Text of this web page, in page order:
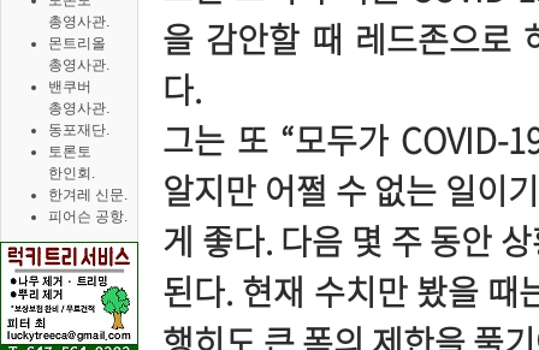
총영사관.
몬트리올
총영사관.
밴쿠버
총영사관.
동포재단.
토론토
한인회.
한겨레 신문.
피어슨 공항.
을 감안할 때 레드존으로
다.
그는 또 “모두가 COVID-
알지만 어쩔 수 없는 일이
게 좋다. 다음 몇 주 동안
된다. 현재 수치만 봤을 때